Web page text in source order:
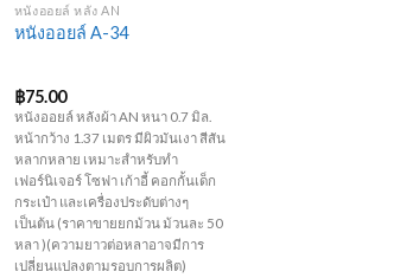
หนังออยล์ หลัง AN
หนังออยล์ A-34
฿75.00
หนังออยล์ หลังผ้า AN หนา 0.7 มิล.
หน้ากว้าง 1.37 เมตร มีผิวมันเงา สีสัน
หลากหลาย เหมาะสำหรับทำ
เฟอร์นิเจอร์ โซฟา เก้าอี้ คอกกั้นเด็ก
กระเป๋า และเครื่องประดับต่างๆ
เป็นต้น (ราคาขายยกม้วน ม้วนละ 50
หลา )(ความยาวต่อหลาอาจมีการ
เปลี่ยนแปลงตามรอบการผลิต)